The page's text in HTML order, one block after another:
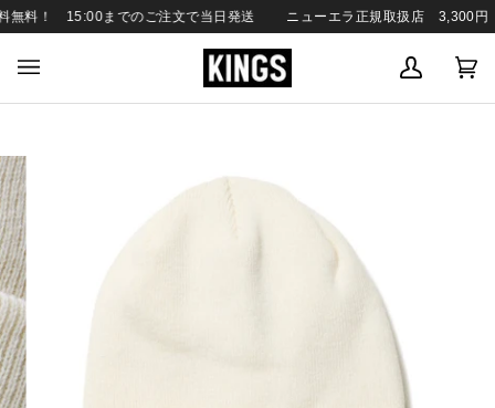
SKIP
TO
料！ 15:00までのご注文で当日発送 ニューエラ正規取扱店 3,300円